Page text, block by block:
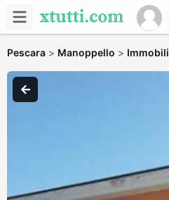
Pescara > Manoppello > Immobili